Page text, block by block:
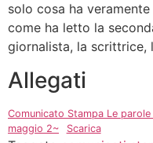
solo cosa ha
come ha letto la
giornalista, la scrittrice,
Allegati
Comunicato Stampa Le
maggio 2~
Scarica